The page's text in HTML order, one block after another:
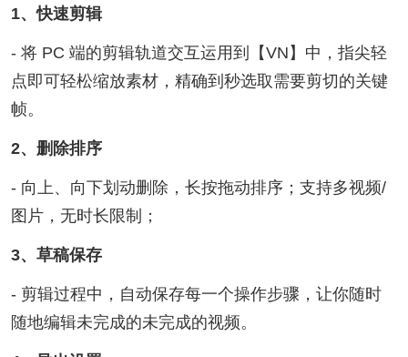
1、快速剪辑
- 将 PC 端的剪辑轨道交互运用到【VN】中，指尖轻
点即可轻松缩放素材，精确到秒选取需要剪切的关键
帧。
2、删除排序
- 向上、向下划动删除，长按拖动排序；支持多视频/
图片，无时长限制；
3、草稿保存
- 剪辑过程中，自动保存每一个操作步骤，让你随时
随地编辑未完成的未完成的视频。